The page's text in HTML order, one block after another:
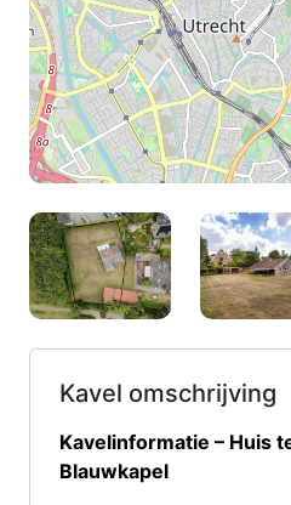
Kavel omschrijving
Kavelinformatie – Huis
Blauwkapel